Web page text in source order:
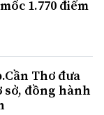
1.770 điểm
Thơ đưa
sở, đồng hành